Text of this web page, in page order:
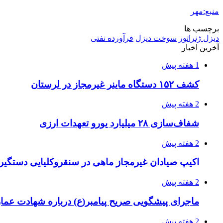
منبع:مهر
برچسب ها
دیزل ژنراتور سوخت دیزل فرآورده نفتی
آخرین اخبار
1 هفته پیش
کشف ۱۵۲ دستگاه ماینر غیرمجاز در لرستان
2 هفته پیش
شفاف‌سازی ۲۸ میلیارد یورو تعهدات ارزی
2 هفته پیش
اکیپ صیادان غیرمجاز ماهی در سنقروکلیایی
2 هفته پیش
ماجرای پیشگویی صریح پیامبر(ع) درباره شهادت
2 هفته پیش